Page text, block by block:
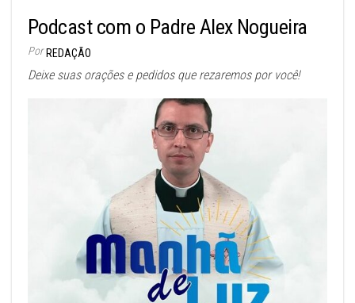
Podcast com o Padre Alex Nogueira
Por REDAÇÃO
Deixe suas orações e pedidos que rezaremos por você!